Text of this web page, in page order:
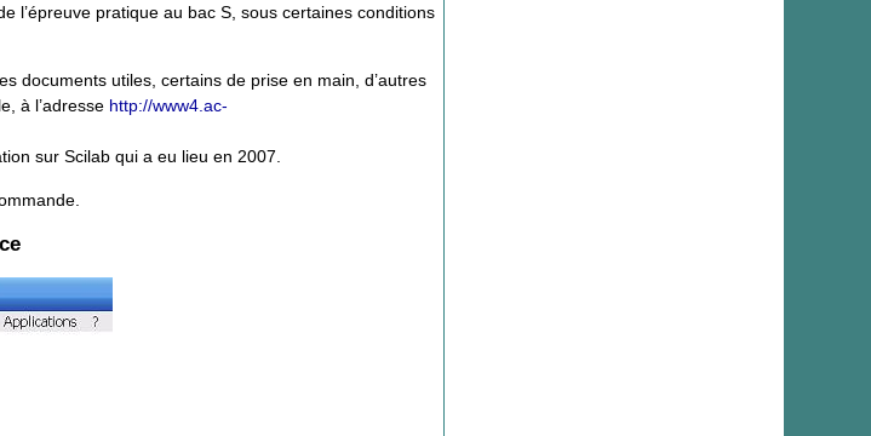
l’épreuve pratique au bac S, sous certaines conditions
documents utiles, certains de prise en main, d’autres
à l’adresse http://www4.ac-
sur Scilab qui a eu lieu en 2007.